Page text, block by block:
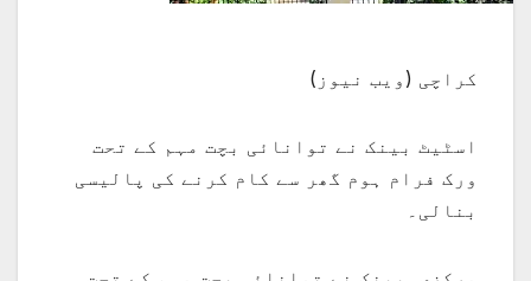
کراچی (ویب نیوز)
اسٹیٹ بینک نے توانائی بچت مہم کے تحت
ورک فرام ہوم گھر سے کام کرنے کی پالیسی
بنالی۔